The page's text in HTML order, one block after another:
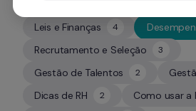
Leis e Finanças 4
4
Recrutamento e Seleção 3
3
Gestão de Talentos 2
2
Dicas de RH 2
2 Como usar a